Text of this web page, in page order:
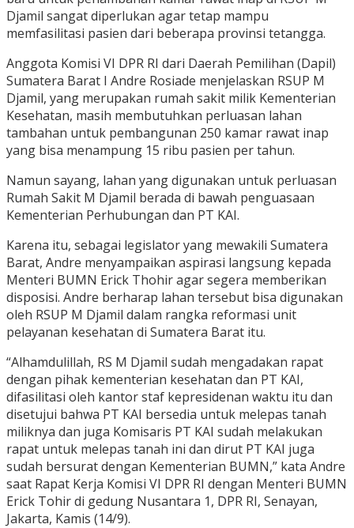
Djamil sangat diperlukan agar tetap mampu
memfasilitasi pasien dari beberapa provinsi tetangga.
Anggota Komisi VI DPR RI dari Daerah Pemilihan (Dapil)
Sumatera Barat I Andre Rosiade menjelaskan RSUP M
Djamil, yang merupakan rumah sakit milik Kementerian
Kesehatan, masih membutuhkan perluasan lahan
tambahan untuk pembangunan 250 kamar rawat inap
yang bisa menampung 15 ribu pasien per tahun.
Namun sayang, lahan yang digunakan untuk perluasan
Rumah Sakit M Djamil berada di bawah penguasaan
Kementerian Perhubungan dan PT KAI.
Karena itu, sebagai legislator yang mewakili Sumatera
Barat, Andre menyampaikan aspirasi langsung kepada
Menteri BUMN Erick Thohir agar segera memberikan
disposisi. Andre berharap lahan tersebut bisa digunakan
oleh RSUP M Djamil dalam rangka reformasi unit
pelayanan kesehatan di Sumatera Barat itu.
“Alhamdulillah, RS M Djamil sudah mengadakan rapat
dengan pihak kementerian kesehatan dan PT KAI,
difasilitasi oleh kantor staf kepresidenan waktu itu dan
disetujui bahwa PT KAI bersedia untuk melepas tanah
miliknya dan juga Komisaris PT KAI sudah melakukan
rapat untuk melepas tanah ini dan dirut PT KAI juga
sudah bersurat dengan Kementerian BUMN,” kata Andre
saat Rapat Kerja Komisi VI DPR RI dengan Menteri BUMN
Erick Tohir di gedung Nusantara 1, DPR RI, Senayan,
Jakarta, Kamis (14/9).